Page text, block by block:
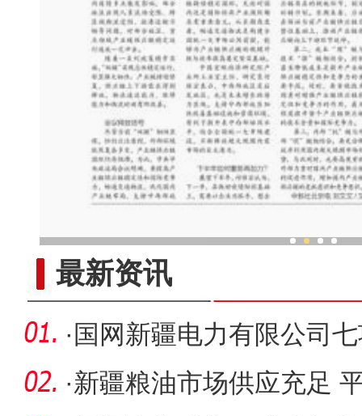
最新资讯
· 国网新疆电力有限公司
控用电
·新疆粮油市场供应充足